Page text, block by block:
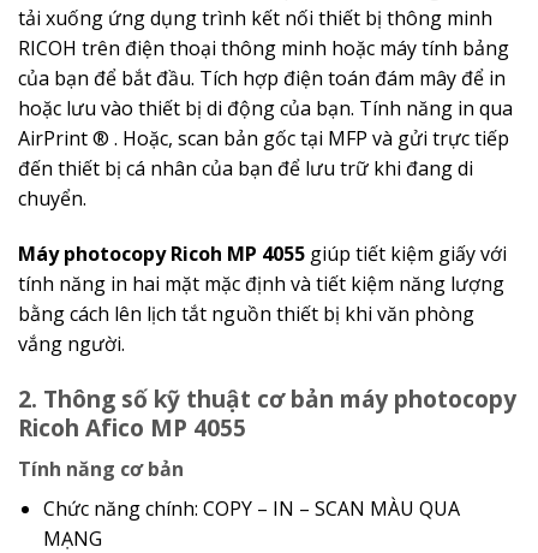
tải xuống ứng dụng trình kết nối thiết bị thông minh
RICOH trên điện thoại thông minh hoặc máy tính bảng
của bạn để bắt đầu. Tích hợp điện toán đám mây để in
hoặc lưu vào thiết bị di động của bạn. Tính năng in qua
AirPrint ® . Hoặc, scan bản gốc tại MFP và gửi trực tiếp
đến thiết bị cá nhân của bạn để lưu trữ khi đang di
chuyển.
Máy photocopy Ricoh MP 4055 giúp tiết kiệm giấy với
tính năng in hai mặt mặc định và tiết kiệm năng lượng
bằng cách lên lịch tắt nguồn thiết bị khi văn phòng
vắng người.
2. Thông số kỹ thuật cơ bản máy photocopy
Ricoh Afico MP 4055
Tính năng cơ bản
Chức năng chính: COPY – IN – SCAN MÀU QUA
MẠNG